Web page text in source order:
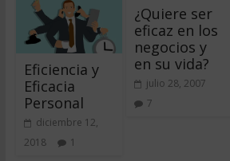
Eficiencia y
Eficacia
Personal
diciembre 12,
2018
1
¿Quiere ser
eficaz en los
negocios y
en su vida?
julio 28, 2007
7